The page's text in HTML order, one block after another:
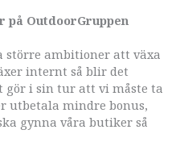
på Outdoor­Gruppen
större ambitioner att växa
internt så blir det
gör i sin tur att vi måste ta
utbetala mindre bonus,
gynna våra butiker så